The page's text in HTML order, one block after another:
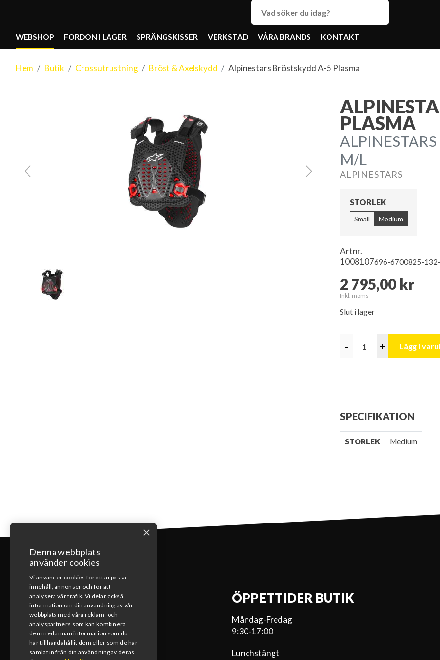
WEBSHOP FORDON I LAGER SPRÄNGSKISSER VERKSTAD VÅRA BRANDS KONTAKT
Hem Butik Crossutrustning Bröst & Axelskydd Alpinestars Bröstskydd A-5 Plasma
PLASMA
M/L
ALPINESTARS
STORLEK
Small Medium
Artnr.
1008107696-6700825-
2 795,00 kr
Inkl. moms
Slut i lager
- + Lägg i
SPECIFIKATION
STORLEK Medium
KONTAKT
0492-15391
info@blomsmx.com
Tegelbruksgatan 8, 598 40 Vimmerby
ÖPPETTIDER BUTIK
Måndag-Fredag
9:30-17:00
Lunchstängt
×
Denna webbplats
använder cookies
Vi använder cookies för att anpassa
innehåll, annonser och för att
analysera vår trafik. Vi delar också
information om din användning av vår
webbplats med våra reklam- och
analyspartners som kan kombinera
den med annan information som du
har tillhandahållit dem eller som de har
samlat in från din användning av deras